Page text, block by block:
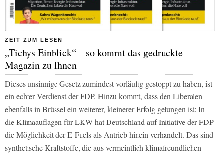
ZEIT ZUM LESEN
„Tichys Einblick“ – so kommt das gedruckte
Magazin zu Ihnen
Dieses unsinnige Gesetz zumindest vorläufig gestoppt zu haben, ist
ein echter Verdienst der FDP. Hinzu kommt, dass den Liberalen
ebenfalls in Brüssel ein weiterer, kleinerer Erfolg gelungen ist: In
die Klimaauflagen für LKW hat Deutschland auf Initiative der FDP
die Möglichkeit der E-Fuels als Antrieb hinein verhandelt. Das sind
synthetische Kraftstoffe, die aus vermeintlich klimafreundlichen